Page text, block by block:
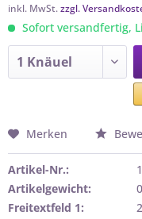
inkl. MwSt.zzgl.
Sofort versandfertig,
Merken
Artikel-Nr.:
Artikelgewicht:
Freitextfeld 1: